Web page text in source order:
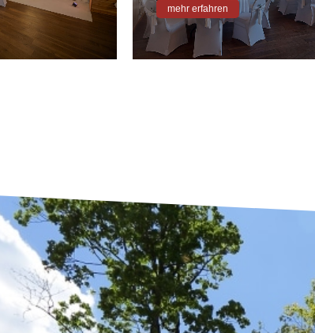
mehr erfahren